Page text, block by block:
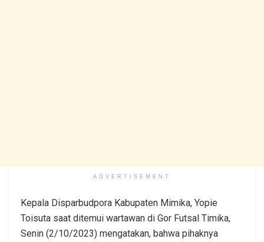
ADVERTISEMENT
Kepala Disparbudpora Kabupaten Mimika, Yopie
Toisuta saat ditemui wartawan di Gor Futsal Timika,
Senin (2/10/2023) mengatakan, bahwa pihaknya